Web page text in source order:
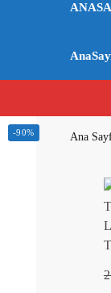
Ana
-90%